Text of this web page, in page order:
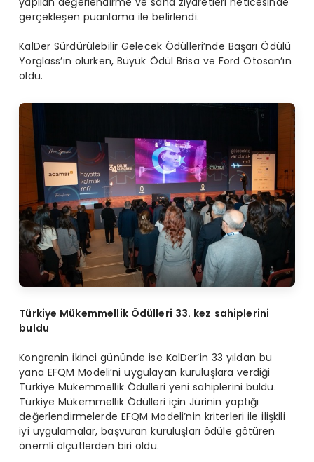
gerçekleşen puanlama ile belirlendi.
KalDer Sürdürülebilir Gelecek Ödülleri’nde Başarı Ödülü
Yorglass’ın olurken, Büyük Ödül Brisa ve Ford Otosan’ın
oldu.
Türkiye Mükemmellik Ödülleri 33. kez sahiplerini
buldu
Kongrenin ikinci gününde ise KalDer’in 33 yıldan bu
yana EFQM Modeli’ni uygulayan kuruluşlara verdiği
Türkiye Mükemmellik Ödülleri yeni sahiplerini buldu.
Türkiye Mükemmellik Ödülleri için Jürinin yaptığı
değerlendirmelerde EFQM Modeli’nin kriterleri ile ilişkili
iyi uygulamalar, başvuran kuruluşları ödüle götüren
önemli ölçütlerden biri oldu.